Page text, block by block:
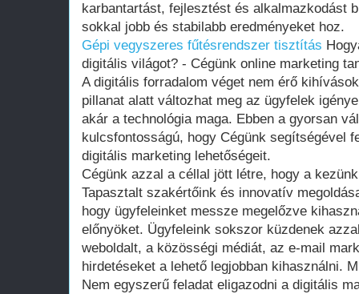
karbantartást, fejlesztést és alkalmazkodást
sokkal jobb és stabilabb eredményeket hoz.
Gépi vegyszeres fűtésrendszer tisztítás
digitális világot? - Cégünk online marketing
A digitális forradalom véget nem érő
pillanat alatt változhat meg az ügyfelek
akár a technológia maga. Ebben a gyorsan
kulcsfontosságú, hogy Cégünk segítségével
digitális marketing lehetőségeit.
Cégünk azzal a céllal jött létre, hogy a
Tapasztalt szakértőink és innovatív
hogy ügyfeleinket messze megelőzve
előnyöket. Ügyfeleink sokszor küzdenek
weboldalt, a közösségi médiát, az e-mail
hirdetéseket a lehető legjobban kihasználni.
Nem egyszerű feladat eligazodni a digitális